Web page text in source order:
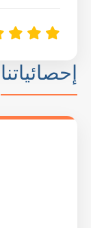
إحصائياتنا